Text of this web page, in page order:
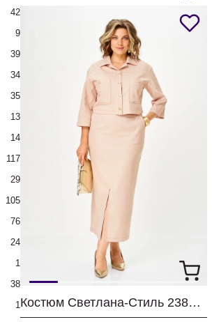
42
9
39
34
35
13
14
117
29
105
76
24
1
38
1 Костюм Светлана-Стиль 2381 бежевый джинс